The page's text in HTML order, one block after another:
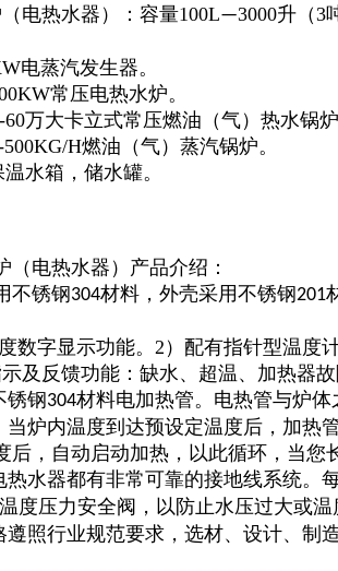
电热水器）：容量100L—3000升（3
电蒸汽发生器。
常压电热水炉。
万大卡立式常压燃油（气）热水锅炉
H燃油（气）蒸汽锅炉。
水箱，储水罐。
（电热水器）产品介绍：
不锈钢304材料，外壳采用不锈钢201
数字显示功能。2）配有指针型温度
及反馈功能：缺水、超温、加热器
锈钢304材料电加热管。电热管与炉体
当炉内温度到达预设定温度后，加热
后，自动启动加热，以此循环，当您
热水器都有非常可靠的接地线系统。
温度压力安全阀，以防止水压过大或温
照行业规范要求，选材、设计、制